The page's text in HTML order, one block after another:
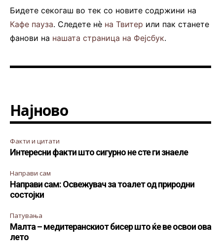
Бидете секогаш во тек со новите содржини на
Кафе пауза. Следете нè на Твитер или пак станете
фанови на нашата страница на Фејсбук.
Најново
Факти и цитати
Интересни факти што сигурно не сте ги знаеле
Направи сам
Направи сам: Освежувач за тоалет од природни
состојки
Патувања
Малта – медитеранскиот бисер што ќе ве освои ова
лето